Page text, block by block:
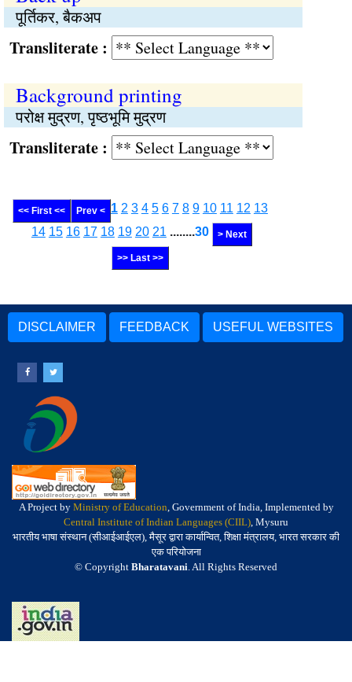
पूर्तिकर, बैकअप
:
Background printing
परोक्ष मुद्रण, पृष्ठभूमि मुद्रण
:
<< First << Prev < 1 2 3 4 5 6 7 8 9 10 11 12 13
14 15 16 17 18 19 20 21 ........30 > Next
>> Last >>
DISCLAIMER FEEDBACK USEFUL WEBSITES
A Project by Ministry of Education, Government of India, Implemented by
Central Institute of Indian Languages (CIIL), Mysuru
भारतीय भाषा संस्थान (सीआईआईएल), मैसूर द्वारा कार्यान्वित, शिक्षा मंत्रालय, भारत सरकार की
एक परियोजना
© Copyright Bharatavani. All Rights Reserved